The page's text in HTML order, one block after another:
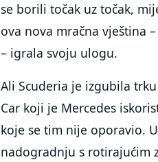
se borili točak uz točak,
ova nova mračna vještina
– igrala svoju ulogu.
Ali Scuderia je izgubila
Car koji je Mercedes
koje se tim nije oporavio.
nadogradnju s rotirajućim